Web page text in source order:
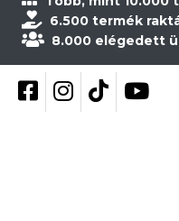
6.500 termék
8.000 elégedett
Kövess be Facebookon
Kövess beKövess be